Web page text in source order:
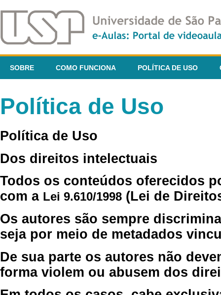
SOBRE COMO FUNCIONA POLÍTICA DE USO
Política de Uso
Política de Uso
Dos direitos intelectuais
Todos os conteúdos oferecidos
com a Lei 9.610/1998 (Lei de
Os autores são sempre
seja por meio de metadados
De sua parte os autores não
forma violem ou abusem dos